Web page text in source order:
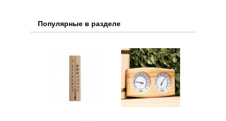
Популярные в разделе